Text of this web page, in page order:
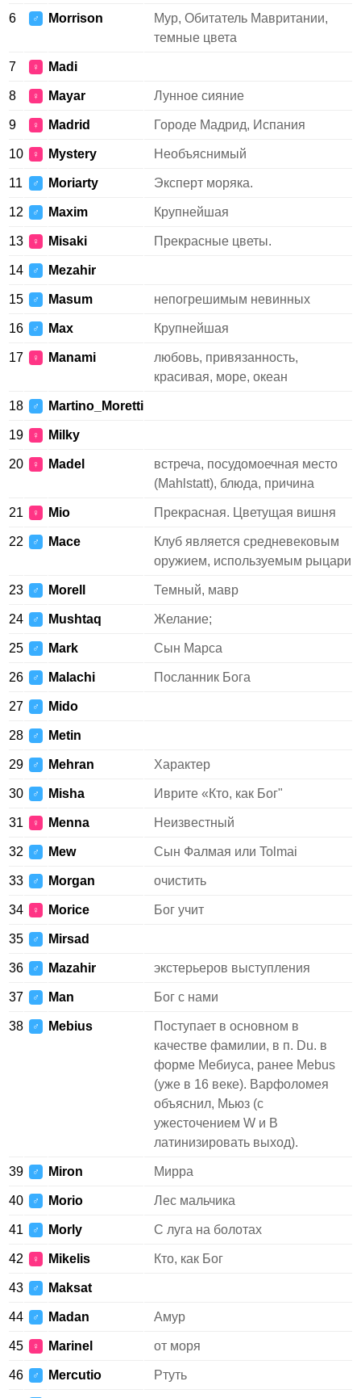
6 ♂ Morrison
Мур, Обитатель Мавритании,
темные цвета
7 ♀ Madi
8 ♀ Mayar Лунное сияние
9 ♀ Madrid Городе Мадрид, Испания
10 ♀ Mystery Необъяснимый
11 ♂ Moriarty Эксперт моряка.
12 ♂ Maxim Крупнейшая
13 ♀ Misaki Прекрасные цветы.
14 ♂ Mezahir
15 ♂ Masum непогрешимым невинных
16 ♂ Max Крупнейшая
17 ♀ Manami
любовь, привязанность,
красивая, море, океан
18 ♂ Martino_Moretti
19 ♀ Milky
20 ♀ Madel
встреча, посудомоечная место
(Mahlstatt), блюда, причина
21 ♀ Mio Прекрасная. Цветущая вишня
22 ♂ Mace
Клуб является средневековым
оружием, используемым рыцари
23 ♂ Morell Темный, мавр
24 ♂ Mushtaq Желание;
25 ♂ Mark Сын Марса
26 ♂ Malachi Посланник Бога
27 ♂ Mido
28 ♂ Metin
29 ♂ Mehran Характер
30 ♂ Misha Иврите «Кто, как Бог"
31 ♀ Menna Неизвестный
32 ♂ Mew Сын Фалмая или Tolmai
33 ♂ Morgan очистить
34 ♀ Morice Бог учит
35 ♂ Mirsad
36 ♂ Mazahir экстерьеров выступления
37 ♂ Man Бог с нами
38 ♂ Mebius
Поступает в основном в
качестве фамилии, в п. Du. в
форме Мебиуса, ранее Mebus
(уже в 16 веке). Варфоломея
объяснил, Мьюз (с
ужесточением W и B
латинизировать выход).
39 ♂ Miron Мирра
40 ♂ Morio Лес мальчика
41 ♂ Morly С луга на болотах
42 ♀ Mikelis Кто, как Бог
43 ♂ Maksat
44 ♂ Madan Амур
45 ♀ Marinel от моря
46 ♂ Mercutio Ртуть